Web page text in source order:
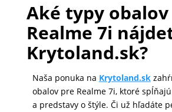
DOMÁCNOSŤ
POPSOCKETY
Aké typy obalov
Realme 7i
Krytoland.sk?
Naša ponuka na Krytoland.sk
obalov pre Realme 7i, ktoré
a predstavy o štýle. Či už hľadáte